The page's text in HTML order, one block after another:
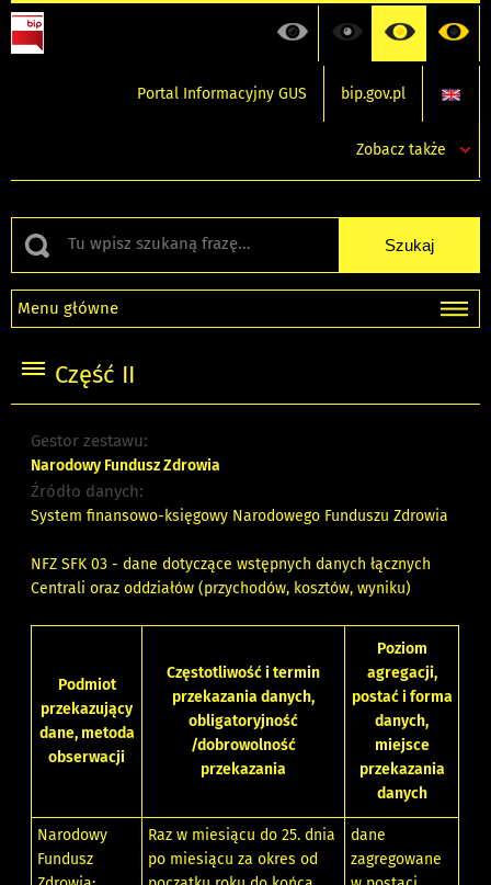
Portal Informacyjny GUS bip.gov.pl
Zobacz także
Menu główne
Część II
Gestor zestawu:
Narodowy Fundusz Zdrowia
Źródło danych:
System finansowo-księgowy Narodowego Funduszu Zdrowia
NFZ SFK 03 - dane dotyczące wstępnych danych łącznych
Centrali oraz oddziałów (przychodów, kosztów, wyniku)
Podmiot
przekazujący
dane, metoda
obserwacji
Częstotliwość i termin
przekazania danych,
obligatoryjność
/dobrowolność
przekazania
Poziom
agregacji,
postać i forma
danych,
miejsce
przekazania
danych
Narodowy
Fundusz
Raz w miesiącu do 25. dnia
po miesiącu za okres od
dane
zagregowane